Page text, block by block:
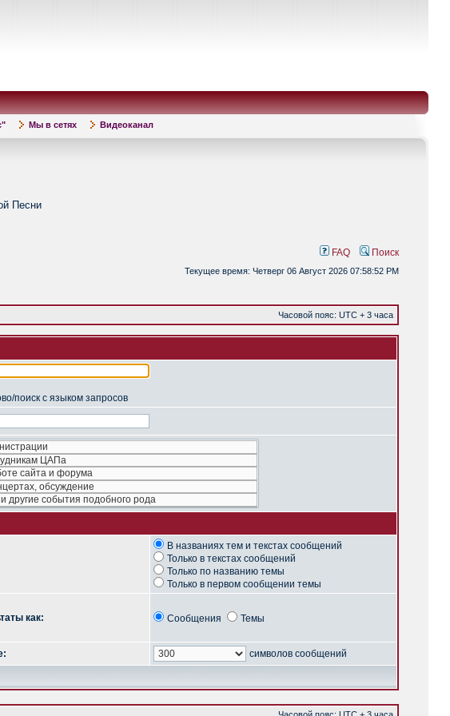
Мы в сетях Видеоканал
Песни
FAQ Поиск
Текущее время: Четверг 06 Август 2026 07:58:52 PM
Часовой пояс: UTC + 3 часа
поиск с языком запросов
В названиях тем и текстах сообщений
Только в текстах сообщений
Только по названию темы
Только в первом сообщении темы
как: Сообщения Темы
символов сообщений